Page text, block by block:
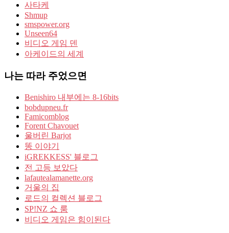
사타케
Shmup
smspower.org
Unseen64
비디오 게임 덴
아케이드의 세계
나는 따라 주었으면
Benishiro 내부에는 8-16bits
bobdupneu.fr
Famicomblog
Forent Chavouet
울버린 Barjot
똥 이야기
iGREKKESS' 블로그
전 고등 보았다
lafautealamanette.org
거울의 집
로드의 컬렉션 블로그
SP!NZ 쇼 룸
비디오 게임은 힘이된다